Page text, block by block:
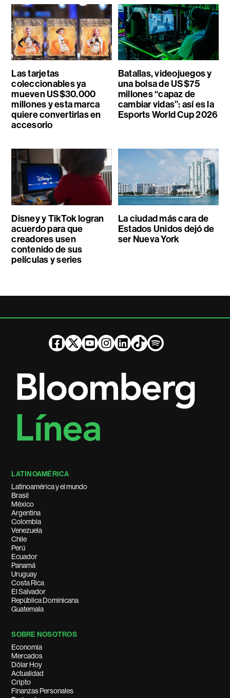
Las tarjetas
coleccionables ya
mueven US$30.000
millones y esta marca
quiere convertirlas en
accesorio
Batallas, videojuegos y
una bolsa de US$75
millones “capaz de
cambiar vidas”: así es la
Esports World Cup 2026
Disney y TikTok logran
acuerdo para que
creadores usen
contenido de sus
películas y series
La ciudad más cara de
Estados Unidos dejó de
ser Nueva York
LATINOAMÉRICA
Latinoamérica y el mundo
Brasil
México
Argentina
Colombia
Venezuela
Chile
Perú
Ecuador
Panamá
Uruguay
Costa Rica
El Salvador
República Dominicana
Guatemala
SOBRE NOSOTROS
Economía
Mercados
Dólar Hoy
Actualidad
Cripto
Finanzas Personales